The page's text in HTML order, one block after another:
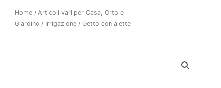
Home / Articoli vari per Casa, Orto e
Giardino / Irrigazione / Getto con alette